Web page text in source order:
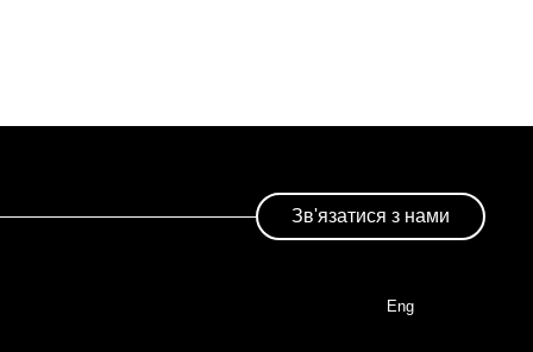
Зв'язатися з нами
Eng